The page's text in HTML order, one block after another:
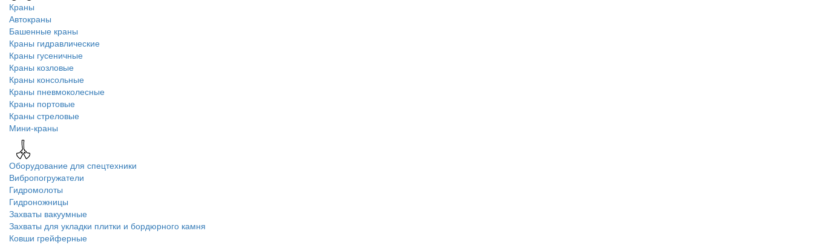
Краны
Автокраны
Башенные краны
Краны гидравлические
Краны гусеничные
Краны козловые
Краны консольные
Краны пневмоколесные
Краны портовые
Краны стреловые
Мини-краны
Оборудование для спецтехники
Вибропогружатели
Гидромолоты
Гидроножницы
Захваты вакуумные
Захваты для укладки плитки и бордюрного камня
Ковши грейферные